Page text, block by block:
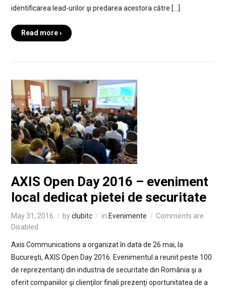
identificarea lead-urilor şi predarea acestora către […]
Read more ›
AXIS Open Day 2016 – eveniment
local dedicat pietei de securitate
May 31, 2016 byclubitc in Evenimente
Comments are
Disabled
Axis Communications a organizat în data de 26 mai, la
Bucureşti, AXIS Open Day 2016. Evenimentul a reunit peste 100
de reprezentanţi din industria de securitate din România şi a
oferit companiilor şi clienţilor finali prezenţi oportunitatea de a